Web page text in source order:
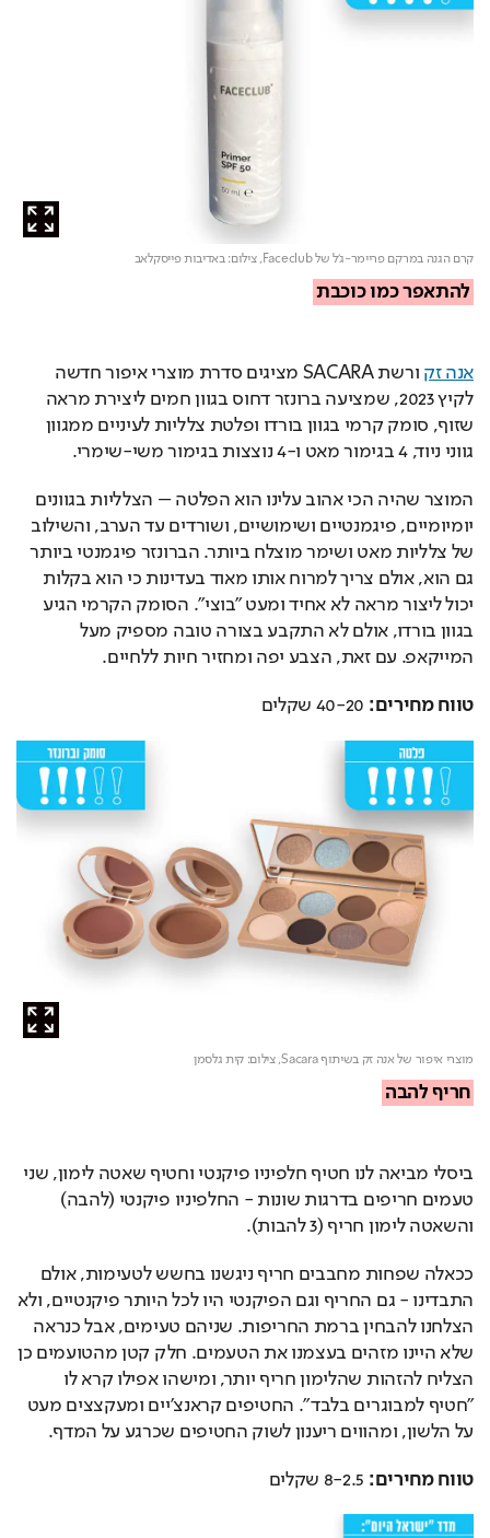
קרם הגנה במרקם פריימר-ג'ל של Faceclub, צילום: באדיבות פייסקלאב
להתאפר כמו כוכבת
אנה זק
ורשת SACARA מציגים סדרת מוצרי איפור חדשה
לקיץ 2023, שמציעה ברונזר דחוס בגוון חמים ליצירת מראה
שזוף, סומק קרמי בגוון בורדו ופלטת צלליות לעיניים ממגוון
גווני ניוד, 4 בגימור מאט ו-4 נוצצות בגימור משי-שימרי.
המוצר שהיה הכי אהוב עלינו הוא הפלטה – הצלליות בגוונים
יומיומיים, פיגמנטיים ושימושיים, ושורדים עד הערב, והשילוב
של צלליות מאט ושימר מוצלח ביותר. הברונזר פיגמנטי ביותר
גם הוא, אולם צריך למרוח אותו מאוד בעדינות כי הוא בקלות
יכול ליצור מראה לא אחיד ומעט "בוצי". הסומק הקרמי הגיע
בגוון בורדו, אולם לא התקבע בצורה טובה מספיק מעל
המייקאפ. עם זאת, הצבע יפה ומחזיר חיות ללחיים.
טווח מחירים: 40-20 שקלים
מוצרי איפור של אנה זק בשיתוף Sacara, צילום: קית גלסמן
חריף להבה
ביסלי מביאה לנו חטיף חלפיניו פיקנטי וחטיף שאטה לימון, שני
טעמים חריפים בדרגות שונות - החלפיניו פיקנטי (להבה)
והשאטה לימון חריף (3 להבות).
ככאלה שפחות מחבבים חריף ניגשנו בחשש לטעימות, אולם
התבדינו - גם החריף וגם הפיקנטי היו לכל היותר פיקנטיים, ולא
הצלחנו להבחין ברמת החריפות. שניהם טעימים, אבל כנראה
שלא היינו מזהים בעצמנו את הטעמים. חלק קטן מהטועמים כן
הצליח להזהות שהלימון חריף יותר, ומישהו אפילו קרא לו
"חטיף למבוגרים בלבד". החטיפים קראנצ'יים ומעקצצים מעט
על הלשון, ומהווים ריענון לשוק החטיפים שכרגע על המדף.
טווח מחירים: 8-2.5 שקלים